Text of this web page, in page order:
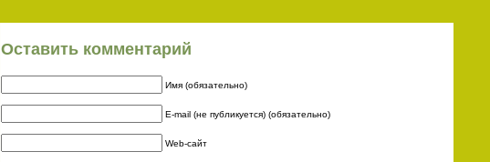
Оставить комментарий
Имя (обязательно)
E-mail (не публикуется) (обязательно)
Web-сайт